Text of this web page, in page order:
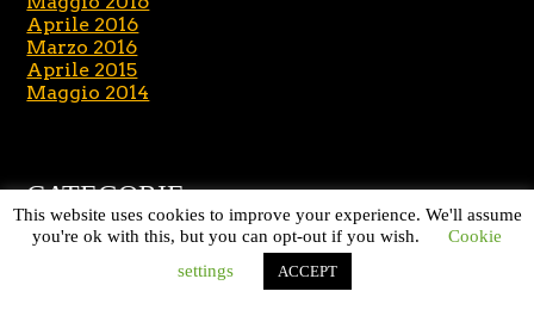
Aprile 2016
Marzo 2016
Aprile 2015
Maggio 2014
CATEGORIE
News
Senza categoria
This website uses cookies to improve your experience. We'll assume
you're ok with this, but you can opt-out if you wish.
Cookie
settings
ACCEPT